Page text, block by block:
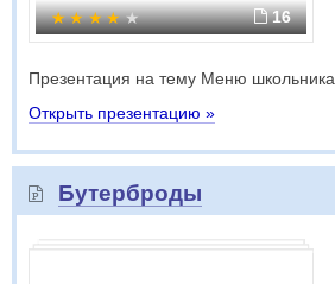
16
Презентация на тему Меню школьника
Открыть презентацию »
Бутерброды